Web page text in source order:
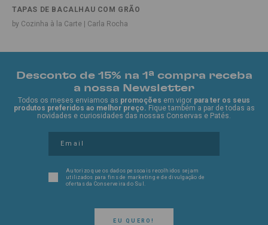
TAPAS DE BACALHAU COM GRÃO
by Cozinha à la Carte | Carla Rocha
Desconto de 15% na 1ª compra receba
a nossa Newsletter
Todos os meses enviamos as promoções em vigor para ter os seus
produtos preferidos ao melhor preço. Fique também a par de todas as
novidades e curiosidades das nossas Conservas e Patés.
EU QUERO!
Autorizo que os dados pessoais recolhidos sejam
utilizados para fins de marketing e de divulgação de
ofertas da Conserveira do Sul.